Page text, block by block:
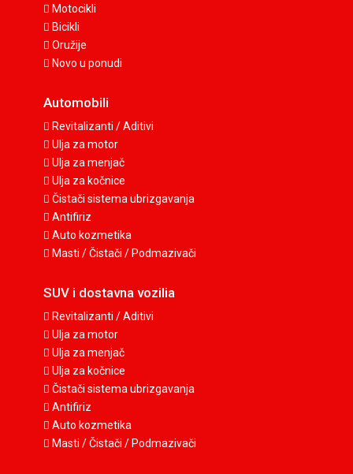
Motocikli
Bicikli
Oružije
Novo u ponudi
Automobili
Revitalizanti / Aditivi
Ulja za motor
Ulja za menjač
Ulja za kočnice
Čistači sistema ubrizgavanja
Antifiriz
Auto kozmetika
Masti / Čistači / Podmazivači
SUV i dostavna vozilia
Revitalizanti / Aditivi
Ulja za motor
Ulja za menjač
Ulja za kočnice
Čistači sistema ubrizgavanja
Antifiriz
Auto kozmetika
Masti / Čistači / Podmazivači